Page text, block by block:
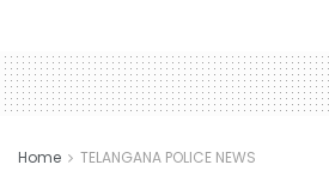
Home TELANGANA POLICE NEWS